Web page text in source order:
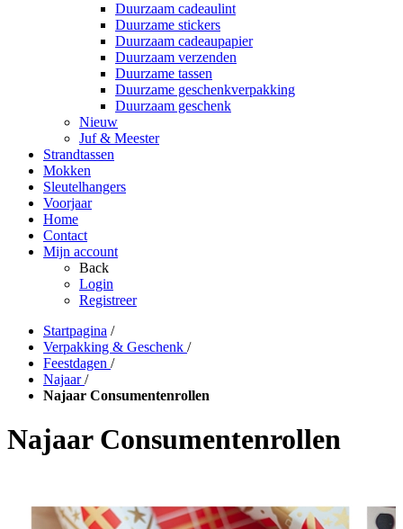
Duurzaam cadeaulint
Duurzame stickers
Duurzaam cadeaupapier
Duurzaam verzenden
Duurzame tassen
Duurzame geschenkverpakking
Duurzaam geschenk
Nieuw
Juf & Meester
Strandtassen
Mokken
Sleutelhangers
Voorjaar
Home
Contact
Mijn account
Back
Login
Registreer
Startpagina /
Verpakking & Geschenk /
Feestdagen /
Najaar /
Najaar Consumentenrollen
Najaar Consumentenrollen